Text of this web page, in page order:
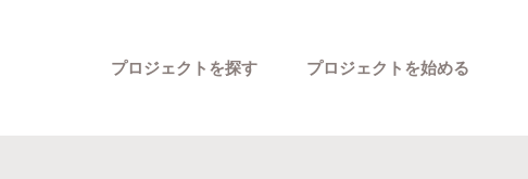
プロジェクトを探す プロジェクトを始める